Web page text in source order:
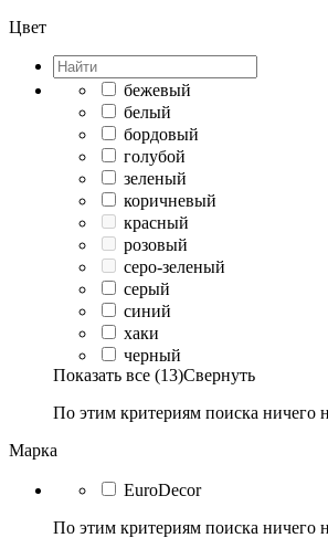
Цвет
бежевый
белый
бордовый
голубой
зеленый
коричневый
красный
розовый
серо-зеленый
серый
синий
хаки
черный
Показать все (13)Свернуть
По этим критериям поиска ничего
Марка
EuroDecor
По этим критериям поиска ничего